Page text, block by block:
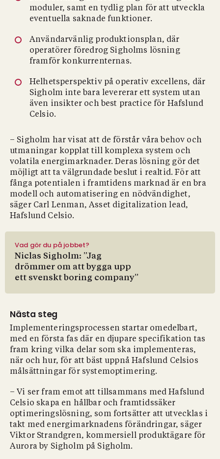
moduler, samt en tydlig plan för att utveckla
eventuella saknade funktioner.
Användarvänlig produktionsplan, där
operatörer föredrog Sigholms lösning
framför konkurrenternas.
Helhetsperspektiv på operativ excellens, där
Sigholm inte bara levererar ett system utan
även insikter och best practice för Hafslund
Celsio.
– Sigholm har visat att de förstår våra behov och
utmaningar kopplat till komplexa system och
volatila energimarknader. Deras lösning gör det
möjligt att ta välgrundade beslut i realtid. För att
fånga potentialen i framtidens marknad är en bra
modell och automatisering en nödvändighet,
säger Carl Lenman, Asset digitalization lead,
Hafslund Celsio.
Vad gör du på jobbet?
Niclas Sigholm: ”Jag
drömmer om att bygga upp
ett svenskt boring company”
Nästa steg
Implementeringsprocessen startar omedelbart,
med en första fas där en djupare specifikation tas
fram kring vilka delar som ska implementeras,
när och hur, för att bäst uppnå Hafslund Celsios
målsättningar för systemoptimering.
– Vi ser fram emot att tillsammans med Hafslund
Celsio skapa en hållbar och framtidssäker
optimeringslösning, som fortsätter att utvecklas i
takt med energimarknadens förändringar, säger
Viktor Strandgren, kommersiell produktägare för
Aurora by Sigholm på Sigholm.